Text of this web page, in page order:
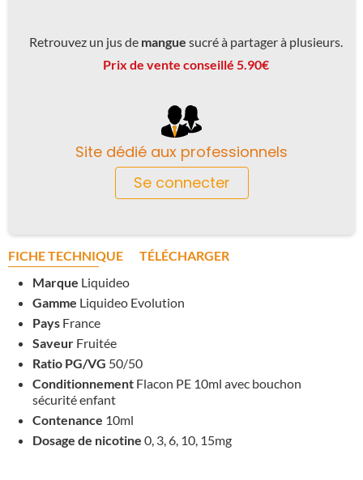
Retrouvez un jus de mangue sucré à partager à plusieurs.
Prix de vente conseillé 5.90€
Site dédié aux professionnels
Se connecter
FICHE TECHNIQUE
TÉLÉCHARGER
Marque Liquideo
Gamme Liquideo Evolution
Pays France
Saveur Fruitée
Ratio PG/VG 50/50
Conditionnement Flacon PE 10ml avec bouchon
sécurité enfant
Contenance 10ml
Dosage de nicotine 0, 3, 6, 10, 15mg